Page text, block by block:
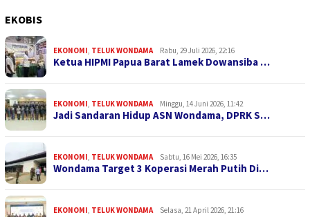
EKOBIS
EKONOMI TELUK WONDAMA Rabu, 29 Juli 2026, 22:16
Ketua HIPMI Papua Barat Lamek Dowansiba …
EKONOMI TELUK WONDAMA Minggu, 14 Juni 2026, 11:42
Jadi Sandaran Hidup ASN Wondama, DPRK S…
EKONOMI TELUK WONDAMA Sabtu, 16 Mei 2026, 16:35
Wondama Target 3 Koperasi Merah Putih Di…
EKONOMI TELUK WONDAMA Selasa, 21 April 2026, 21:16